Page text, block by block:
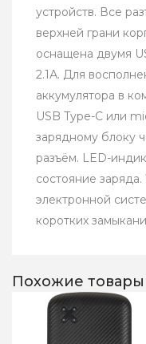
устройств. Все
верхней грани
оснащена двумя
2.1А. Для
аккумулятора в
USB Type-C или
зарядному блоку
разъём. LED-
состояние
электронной
коротких
Похожие товары